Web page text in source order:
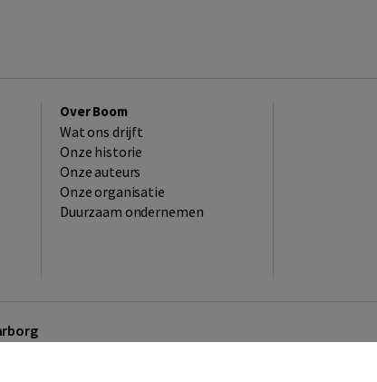
Over Boom
Wat ons drijft
Onze historie
Onze auteurs
Onze organisatie
Duurzaam ondernemen